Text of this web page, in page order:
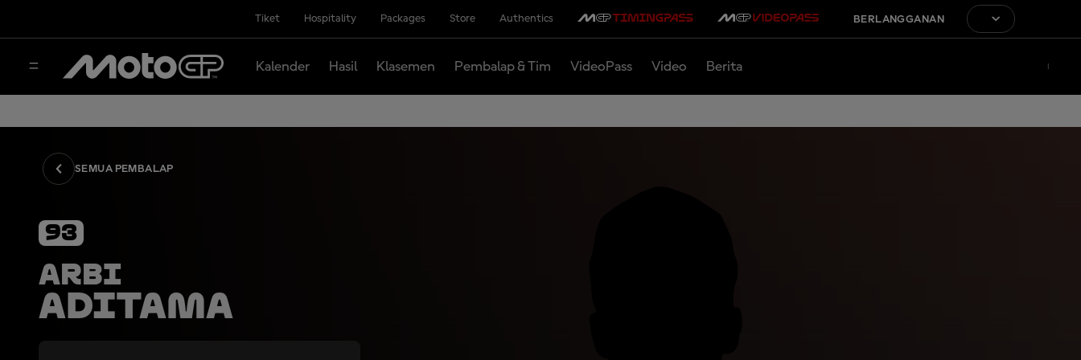
Tiket Hospitality Packages Store Authentics BERLANGGANAN
Kalender Hasil Klasemen Pembalap & Tim VideoPass Video Berita
SEMUA PEMBALAP
93
Arbi
Aditama